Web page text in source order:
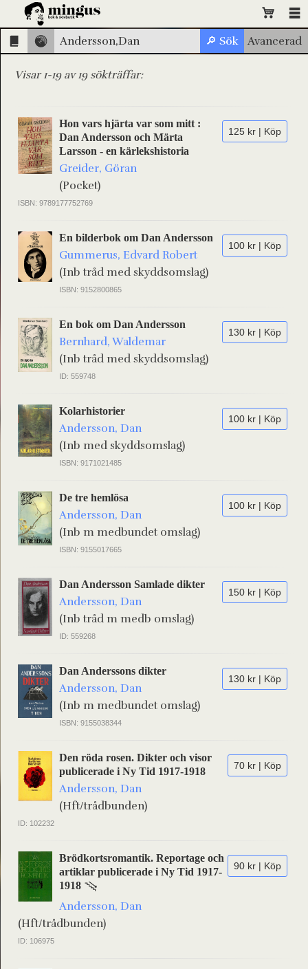
Visar 1-19 av 19 sökträffar:
125 kr | Köp
Hon vars hjärta var som mitt :
Dan Andersson och Märta
Larsson - en kärlekshistoria
Greider, Göran
(Pocket)
ISBN: 9789177752769
100 kr | Köp
En bilderbok om Dan Andersson
Gummerus, Edvard Robert
(Inb tråd med skyddsomslag)
ISBN: 9152800865
130 kr | Köp
En bok om Dan Andersson
Bernhard, Waldemar
(Inb tråd med skyddsomslag)
ID: 559748
100 kr | Köp
Kolarhistorier
Andersson, Dan
(Inb med skyddsomslag)
ISBN: 9171021485
100 kr | Köp
De tre hemlösa
Andersson, Dan
(Inb m medbundet omslag)
ISBN: 9155017665
150 kr | Köp
Dan Andersson Samlade dikter
Andersson, Dan
(Inb tråd m medb omslag)
ID: 559268
130 kr | Köp
Dan Anderssons dikter
Andersson, Dan
(Inb m medbundet omslag)
ISBN: 9155038344
70 kr | Köp
Den röda rosen. Dikter och visor
publicerade i Ny Tid 1917-1918
Andersson, Dan
(Hft/trådbunden)
ID: 102232
90 kr | Köp
Brödkortsromantik. Reportage och
artiklar publicerade i Ny Tid 1917-
1918
Andersson, Dan
(Hft/trådbunden)
ID: 106975